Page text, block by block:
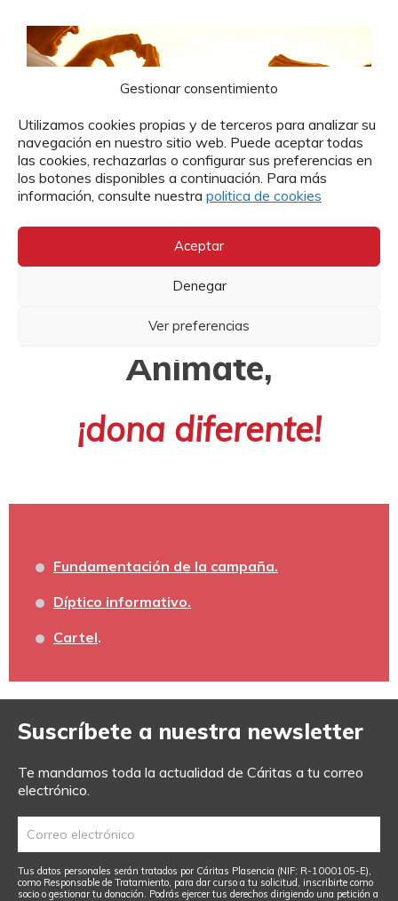
Gestionar consentimiento
Utilizamos cookies propias y de terceros para analizar su
navegación en nuestro sitio web. Puede aceptar todas
las cookies, rechazarlas o configurar sus preferencias en
los botones disponibles a continuación. Para más
información, consulte nuestra politica de cookies
Aceptar
Denegar
Ver preferencias
Anímate,
¡dona diferente!
Fundamentación de la campaña.
Díptico informativo.
Cartel.
Suscríbete a nuestra newsletter
Te mandamos toda la actualidad de Cáritas a tu correo
electrónico.
Tus datos personales serán tratados por Cáritas Plasencia (NIF: R-1000105-E),
como Responsable de Tratamiento, para dar curso a tu solicitud, inscribirte como
socio o gestionar tu donación. Podrás ejercer tus derechos dirigiendo una petición a